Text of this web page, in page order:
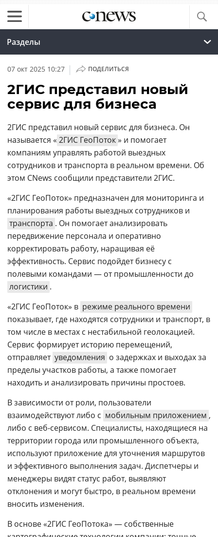
Разделы
07 окт 2025 10:27 | ПОДЕЛИТЬСЯ
2ГИС представил новый
сервис для бизнеса
2ГИС представил новый сервис для бизнеса. Он
называется « 2ГИС ГеоПоток» и помогает
компаниям управлять работой выездных
сотрудников и транспорта в реальном времени. Об
этом CNews сообщили представители 2ГИС.
«2ГИС ГеоПоток» предназначен для мониторинга и
планирования работы выездных сотрудников и
транспорта . Он помогает анализировать
передвижение персонала и оперативно
корректировать работу, наращивая её
эффективность. Сервис подойдет бизнесу с
полевыми командами — от промышленности до
логистики .
«2ГИС ГеоПоток» в режиме реального времени
показывает, где находятся сотрудники и транспорт, в
том числе в местах с нестабильной геолокацией.
Сервис формирует историю перемещений,
отправляет уведомления о задержках и выходах за
пределы участков работы, а также помогает
находить и анализировать причины простоев.
В зависимости от роли, пользователи
взаимодействуют либо с мобильным приложением ,
либо с веб-сервисом. Специалисты, находящиеся на
территории города или промышленного объекта,
используют приложение для уточнения маршрутов
и эффективного выполнения задач. Диспетчеры и
менеджеры видят статус работ, выявляют
отклонения и могут быстро, в реальном времени
вносить изменения.
В основе «2ГИС ГеоПотока» — собственные